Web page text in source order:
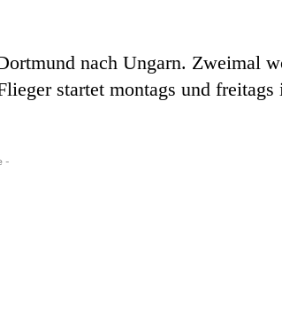
nach Ungarn. Zweimal
startet montags und
-